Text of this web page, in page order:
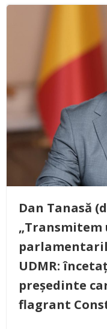
Dan Tanasă
UDMR:
președinte
flagrant